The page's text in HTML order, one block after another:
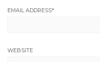
EMAIL ADDRESS*
WEBSITE